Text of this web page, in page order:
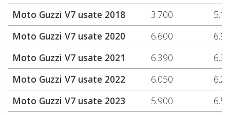
Moto Guzzi V7 usate 2018 3.700
Moto Guzzi V7 usate 2020
6.600
Moto Guzzi V7 usate 2021
6.390
Moto Guzzi V7 usate 2022
6.050
Moto Guzzi V7 usate 2023
5.900